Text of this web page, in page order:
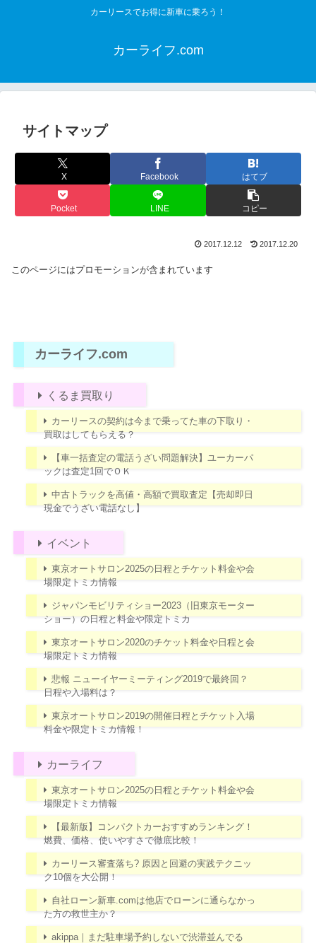
カーリースでお得に新車に乗ろう！
カーライフ.com
サイトマップ
X Facebook はてブ
Pocket LINE コピー
2017.12.12 2017.12.20
このページにはプロモーションが含まれています
カーライフ.com
くるま買取り
カーリースの契約は今まで乗ってた車の下取り・
買取はしてもらえる？
【車一括査定の電話うざい問題解決】ユーカーパ
ックは査定1回でＯＫ
中古トラックを高値・高額で買取査定【売却即日
現金でうざい電話なし】
イベント
東京オートサロン2025の日程とチケット料金や会
場限定トミカ情報
ジャパンモビリティショー2023（旧東京モーター
ショー）の日程と料金や限定トミカ
東京オートサロン2020のチケット料金や日程と会
場限定トミカ情報
悲報 ニューイヤーミーティング2019で最終回？
日程や入場料は？
東京オートサロン2019の開催日程とチケット入場
料金や限定トミカ情報！
カーライフ
東京オートサロン2025の日程とチケット料金や会
場限定トミカ情報
【最新版】コンパクトカーおすすめランキング！
燃費、価格、使いやすさで徹底比較！
カーリース審査落ち? 原因と回避の実践テクニッ
ク10個を大公開！
自社ローン新車.comは他店でローンに通らなかっ
た方の救世主か？
akippa｜まだ駐車場予約しないで渋滞並んでる